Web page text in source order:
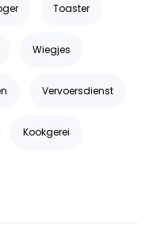
Toaster
Wiegjes
Vervoersdienst
Kookgerei